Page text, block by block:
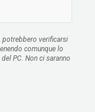
potrebbero verificarsi
comunque lo
PC. Non ci saranno